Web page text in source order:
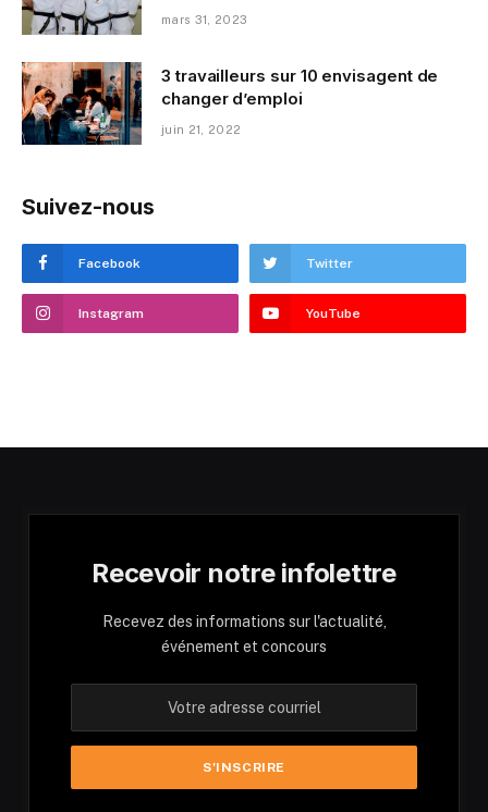
mars 31, 2023
3 travailleurs sur 10 envisagent de
changer d’emploi
juin 21, 2022
Suivez-nous
Facebook Twitter
Instagram YouTube
Recevoir notre infolettre
Recevez des informations sur l'actualité,
événement et concours